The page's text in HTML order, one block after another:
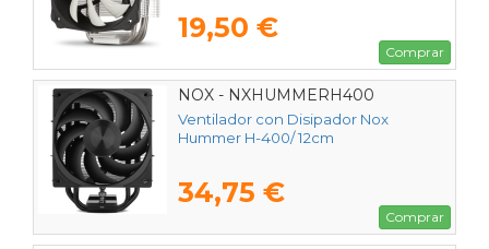
19,50 €
Comprar
NOX - NXHUMMERH400
Ventilador con Disipador Nox
Hummer H-400/ 12cm
34,75 €
Comprar